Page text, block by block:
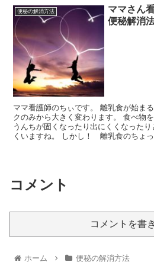
便秘の解消方法
ママさん
便秘解消
ママ看護師のちぃです。 離乳食が始ま
クのみから大きく変わります。 食べ物
うんちが固くなったり出にくくなった
くいますね。 しかし！ 離乳食のちょっ
コメント
コメントを書
ホーム 便秘の解消方法